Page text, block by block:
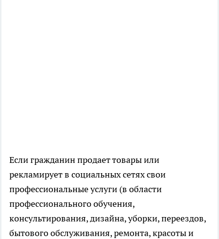
Если гражданин продает товары или
рекламирует в социальных сетях свои
профессиональные услуги (в области
профессионального обучения,
консультирования, дизайна, уборки, переездов,
бытового обслуживания, ремонта, красоты и